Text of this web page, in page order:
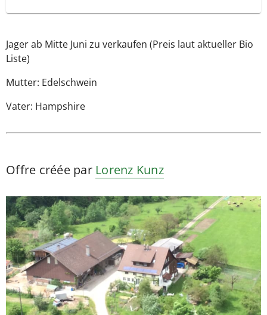
Jager ab Mitte Juni zu verkaufen (Preis laut aktueller Bio
Liste)
Mutter: Edelschwein
Vater: Hampshire
Offre créée par Lorenz Kunz